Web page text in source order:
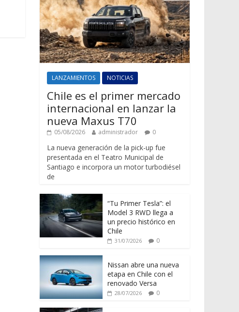
LANZAMIENTOS NOTICIAS
Chile es el primer mercado
internacional en lanzar la
nueva Maxus T70
05/08/2026 administrador 0
La nueva generación de la pick-up fue
presentada en el Teatro Municipal de
Santiago e incorpora un motor turbodiésel
de
“Tu Primer Tesla”: el
Model 3 RWD llega a
un precio histórico en
Chile
31/07/2026 0
Nissan abre una nueva
etapa en Chile con el
renovado Versa
28/07/2026 0